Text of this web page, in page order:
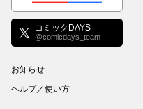
コミックDAYS
@comicdays_team
お知らせ
ヘルプ／使い方